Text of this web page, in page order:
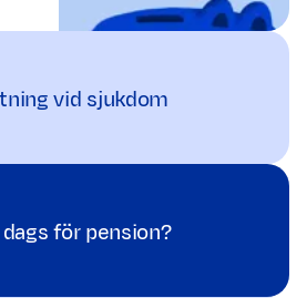
vid sjukdom
för pension?